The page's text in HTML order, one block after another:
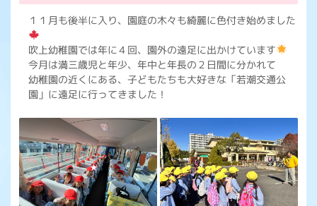
１１月も後半に入り、園庭の木々も綺麗に色付き始めました
吹上幼稚園では年に４回、園外の遠足に出かけています
今月は満三歳児と年少、年中と年長の２日間に分かれて
幼稚園の近くにある、子どもたちも大好きな「若潮交通公
園」に遠足に行ってきました！